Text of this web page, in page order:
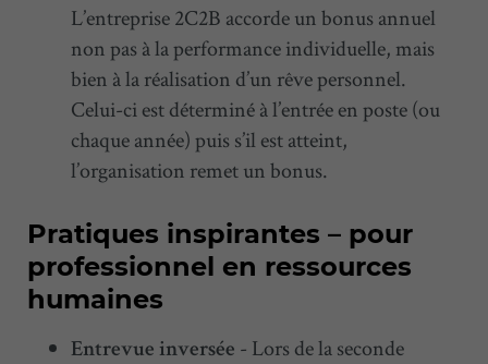
L’entreprise 2C2B accorde un bonus annuel
non pas à la performance individuelle, mais
bien à la réalisation d’un rêve personnel.
Celui-ci est déterminé à l’entrée en poste (ou
chaque année) puis s’il est atteint,
l’organisation remet un bonus.
Pratiques inspirantes – pour
professionnel en ressources
humaines
Entrevue inversée - Lors de la seconde